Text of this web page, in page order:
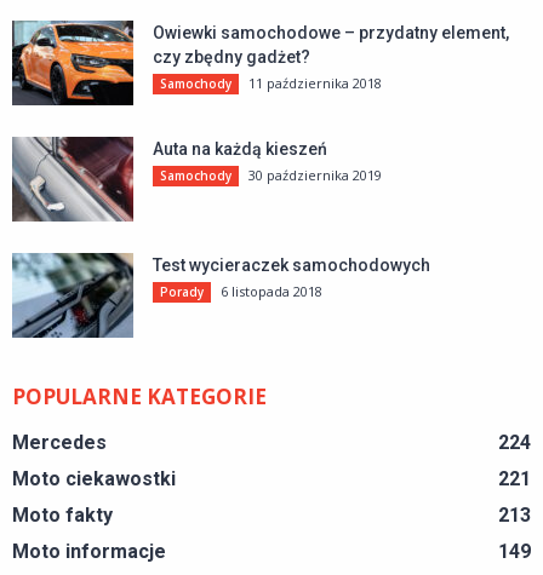
Owiewki samochodowe – przydatny element,
czy zbędny gadżet?
Samochody 11 października 2018
Auta na każdą kieszeń
Samochody 30 października 2019
Test wycieraczek samochodowych
Porady 6 listopada 2018
POPULARNE KATEGORIE
Mercedes
224
Moto ciekawostki
221
Moto fakty
213
Moto informacje
149